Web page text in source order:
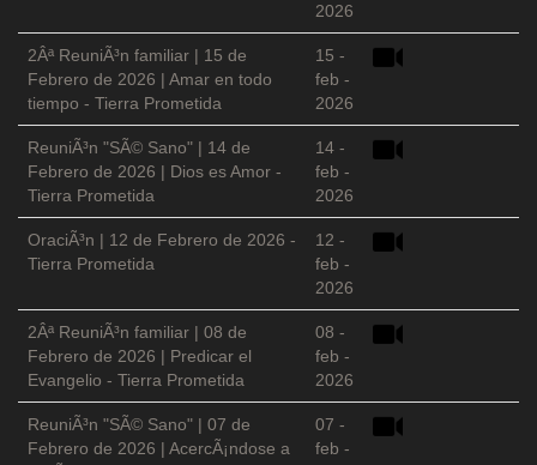
2026
2Âª ReuniÃ³n familiar | 15 de
Febrero de 2026 | Amar en todo
tiempo - Tierra Prometida
15 -
feb -
2026
ReuniÃ³n "SÃ© Sano" | 14 de
Febrero de 2026 | Dios es Amor -
Tierra Prometida
14 -
feb -
2026
OraciÃ³n | 12 de Febrero de 2026 -
Tierra Prometida
12 -
feb -
2026
2Âª ReuniÃ³n familiar | 08 de
Febrero de 2026 | Predicar el
Evangelio - Tierra Prometida
08 -
feb -
2026
ReuniÃ³n "SÃ© Sano" | 07 de
Febrero de 2026 | AcercÃ¡ndose a
07 -
feb -